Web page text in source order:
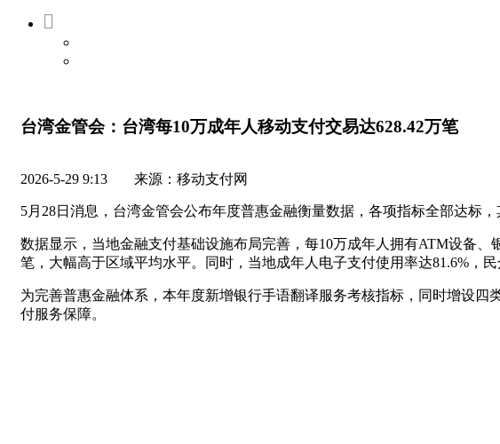

台湾金管会：台湾每10万成年人移动支付交易达628.42万笔
2026-5-29 9:13 来源：移动支付网
5月28日消息，台湾金管会公布年度普惠金融衡量数据，各项指标全部达标
数据显示，当地金融支付基础设施布局完善，每10万成年人拥有ATM设备
笔，大幅高于区域平均水平。同时，当地成年人电子支付使用率达81.6%，
为完善普惠金融体系，本年度新增银行手语翻译服务考核指标，同时增设
付服务保障。